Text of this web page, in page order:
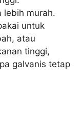
lebih murah.
untuk
atau
tinggi,
galvanis tetap